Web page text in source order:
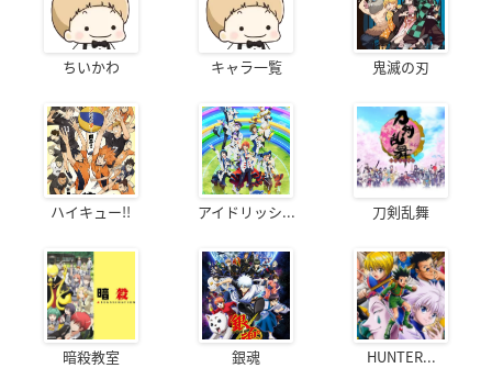
ちいかわ キャラ一覧 鬼滅の刃
ハイキュー!! アイドリッシ... 刀剣乱舞
暗殺教室 銀魂 HUNTER...